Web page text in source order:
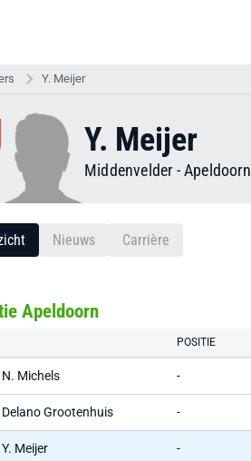
Y. Meijer
Y. Meijer
Middenvelder -Apeldoorn
Nieuws Carrière
Apeldoorn
POSITIE
N. Michels -
Delano Grootenhuis -
Y. Meijer -